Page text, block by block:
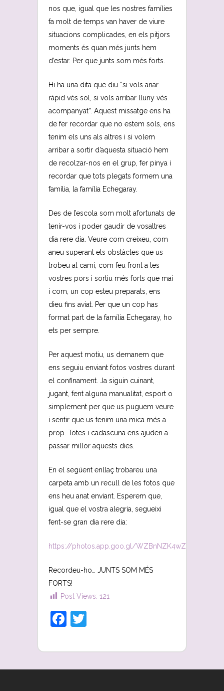
nos que, igual que les nostres famílies
fa molt de temps van haver de viure
situacions complicades, en els pitjors
moments és quan més junts hem
d’estar. Per que junts som més forts.
Hi ha una dita que diu “si vols anar
ràpid vés sol, si vols arribar lluny vés
acompanyat”. Aquest missatge ens ha
de fer recordar que no estem sols, ens
tenim els uns als altres i si volem
arribar a sortir d’aquesta situació hem
de recolzar-nos en el grup, fer pinya i
recordar que tots plegats formem una
família, la família Echegaray.
Des de l’escola som molt afortunats de
tenir-vos i poder gaudir de vosaltres
dia rere dia. Veure com creixeu, com
aneu superant els obstàcles que us
trobeu al camí, com feu front a les
vostres pors i sortiu més forts que mai
i com, un cop esteu preparats, ens
dieu fins aviat. Per que un cop has
format part de la família Echegaray, ho
ets per sempre.
Per aquest motiu, us demanem que
ens seguiu enviant fotos vostres durant
el confinament. Ja siguin cuinant,
jugant, fent alguna manualitat, esport o
simplement per que us puguem veure
i sentir que us tenim una mica més a
prop. Totes i cadascuna ens ajuden a
passar millor aquests dies.
En el següent enllaç trobareu una
carpeta amb un recull de les fotos que
ens heu anat enviant. Esperem que,
igual que el vostra alegria, segueixi
fent-se gran dia rere dia:
https://photos.app.goo.gl/WZBnNZK4wZ5fHjJC6
Recordeu-ho… JUNTS SOM MÉS
FORTS!
Post Views: 121
Facebook